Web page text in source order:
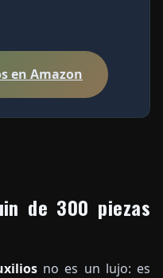
en Amazon
de 300 piezas
no es un lujo: es